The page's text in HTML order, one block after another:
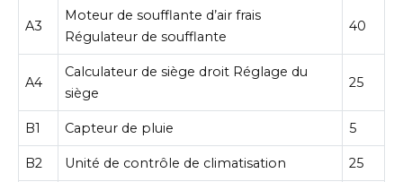
A3
Moteur de soufflante d’air frais
Régulateur de soufflante
40
A4
Calculateur de siège droit Réglage du
siège
25
B1 Capteur de pluie 5
B2 Unité de contrôle de climatisation 25